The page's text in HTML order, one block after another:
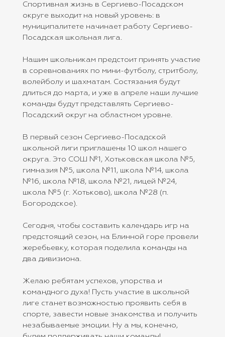
Спортивная жизнь в Сергиево-Посадском
округе выходит на новый уровень: в
муниципалитете начинает работу Сергиево-
Посадская школьная лига.
Нашим школьникам предстоит принять участие
в соревнованиях по мини-футболу, стритболу,
волейболу и шахматам. Состязания будут
длиться до марта, и уже в апреле наши лучшие
команды будут представлять Сергиево-
Посадский округ на областном уровне.
В первый сезон Сергиево-Посадской
школьной лиги приглашены 10 школ нашего
округа. Это СОШ №1, Хотьковская школа №5,
гимназия №5, школа №11, школа №14, школа
№16, школа №18, школа №21, лицей №24,
школа №5 (г. Хотьково), школа №28 (п.
Богородское).
Сегодня, чтобы составить календарь игр на
предстоящий сезон, на Блинной горе провели
жеребьевку, которая поделила команды на
два дивизиона.
Желаю ребятам успехов, упорства и
командного духа! Пусть участие в школьной
лиге станет возможностью проявить себя в
спорте, завести новые знакомства и получить
незабываемые эмоции. Ну а мы, конечно,